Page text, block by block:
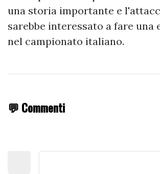
una storia importante e
sarebbe interessato a fare una
nel campionato italiano.
💬 Commenti